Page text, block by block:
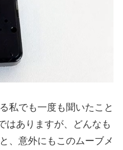
私でも一度も聞いたこと
はありますが、どんなも
、意外にもこのムーブメ